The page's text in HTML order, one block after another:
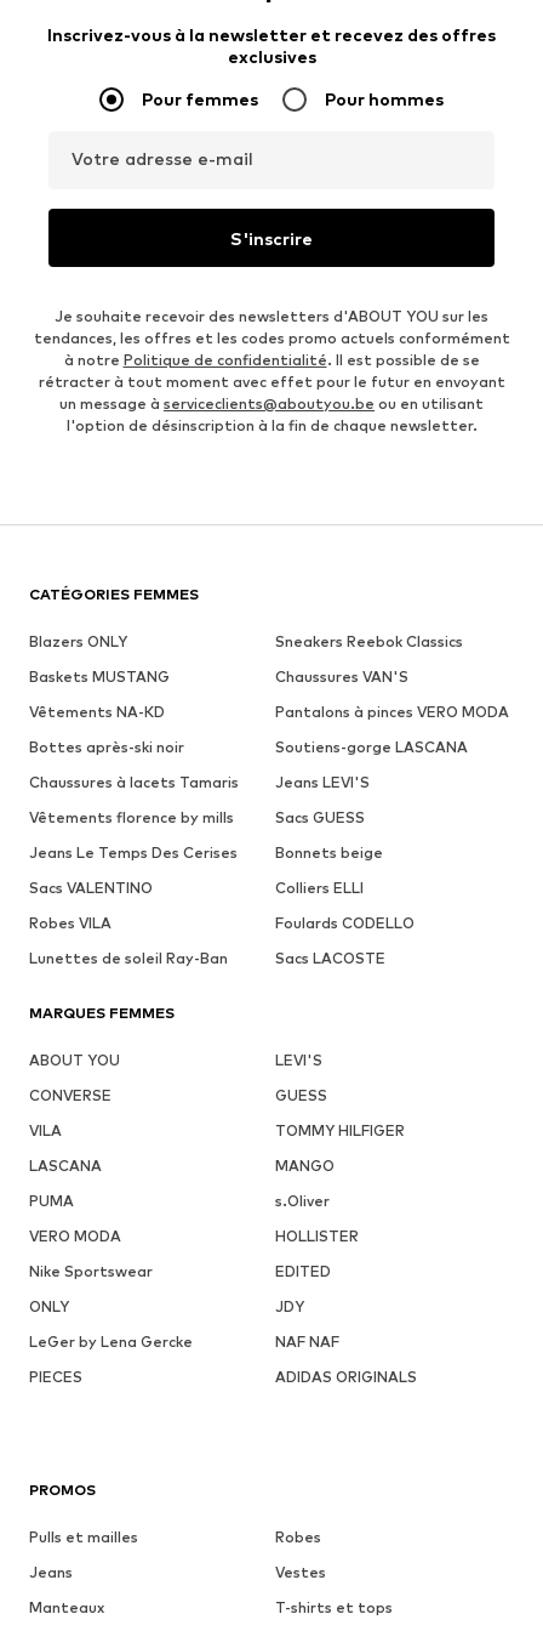
Inscrivez-vous à la newsletter et recevez des offres
exclusives
Pour femmes Pour hommes
Votre adresse e-mail
S'inscrire
Je souhaite recevoir des newsletters d'ABOUT YOU sur les
tendances, les offres et les codes promo actuels conformément
à notre Politique de confidentialité. Il est possible de se
rétracter à tout moment avec effet pour le futur en envoyant
un message à serviceclients@aboutyou.be ou en utilisant
l'option de désinscription à la fin de chaque newsletter.
CATÉGORIES FEMMES
Blazers ONLY
Sneakers Reebok Classics
Baskets MUSTANG
Chaussures VAN'S
Vêtements NA-KD
Pantalons à pinces VERO MODA
Bottes après-ski noir
Soutiens-gorge LASCANA
Chaussures à lacets Tamaris
Jeans LEVI'S
Vêtements florence by mills
Sacs GUESS
Jeans Le Temps Des Cerises
Bonnets beige
Sacs VALENTINO
Colliers ELLI
Robes VILA
Foulards CODELLO
Lunettes de soleil Ray-Ban
Sacs LACOSTE
MARQUES FEMMES
ABOUT YOU
LEVI'S
CONVERSE
GUESS
VILA
TOMMY HILFIGER
LASCANA
MANGO
PUMA
s.Oliver
VERO MODA
HOLLISTER
Nike Sportswear
EDITED
ONLY
JDY
LeGer by Lena Gercke
NAF NAF
PIECES
ADIDAS ORIGINALS
PROMOS
Pulls et mailles
Robes
Jeans
Vestes
Manteaux
T-shirts et tops